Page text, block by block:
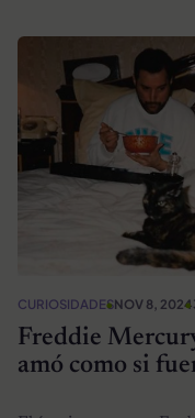
CURIOSIDADESNOV 8, 2024
Freddie
amó como si